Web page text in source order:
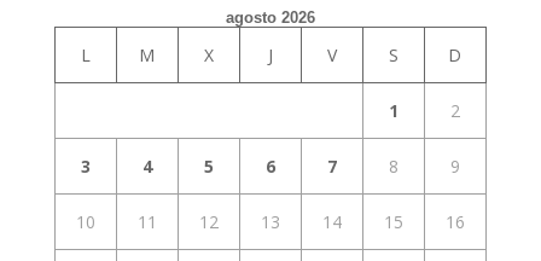
agosto 2026
L M X J V S D
1 2
3 4 5 6 7 8 9
10 11 12 13 14 15 16